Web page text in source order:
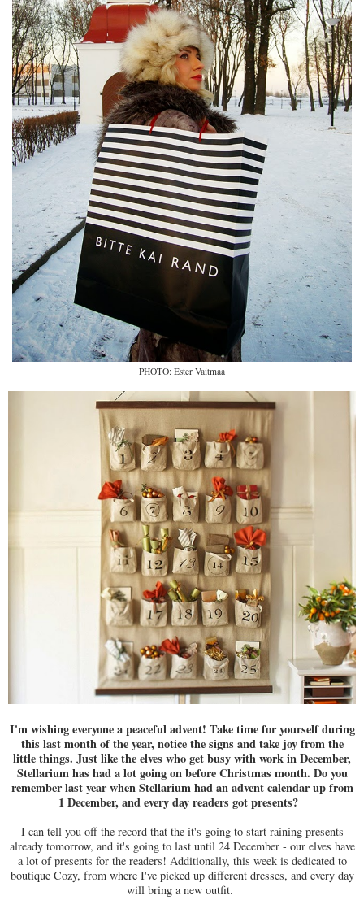
PHOTO: Ester Vaitmaa
I'm wishing everyone a peaceful advent! Take time for yourself during
this last month of the year, notice the signs and take joy from the
little things. Just like the elves who get busy with work in December,
Stellarium has had a lot going on before Christmas month. Do you
remember last year when Stellarium had an advent calendar up from
1 December, and every day readers got presents?
I can tell you off the record that the it's going to start raining presents
already tomorrow, and it's going to last until 24 December - our elves have
a lot of presents for the readers! Additionally, this week is dedicated to
boutique Cozy, from where I've picked up different dresses, and every day
will bring a new outfit.